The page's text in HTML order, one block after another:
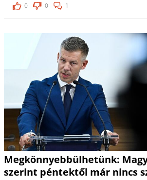
0
0 1
Megkönnyebbülhetünk:
szerint péntektől már nincs